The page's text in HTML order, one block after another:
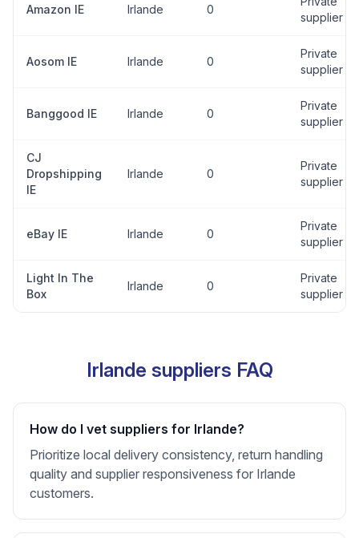
Amazon IE Irlande 0
supplier
Aosom IE Irlande 0
Private
supplier
Banggood IE Irlande 0
Private
supplier
CJ
Dropshipping
IE
Irlande 0
Private
supplier
eBay IE Irlande 0
Private
supplier
Light In The
Box
Irlande 0
Private
supplier
Irlande suppliers FAQ
How do I vet suppliers for Irlande?
Prioritize local delivery consistency, return handling
quality and supplier responsiveness for Irlande
customers.